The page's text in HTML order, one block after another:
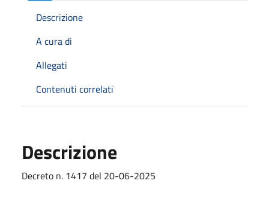
Descrizione
A cura di
Allegati
Contenuti correlati
Descrizione
Decreto n. 1417 del 20-06-2025